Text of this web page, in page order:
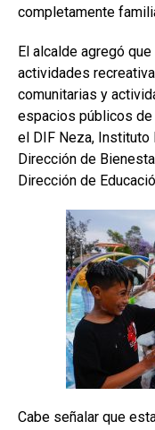
completamente
El alcalde agregó
actividades
comunitarias y
espacios públicos de
el DIF Neza, Instituto
Dirección de
Dirección de
Cabe señalar que